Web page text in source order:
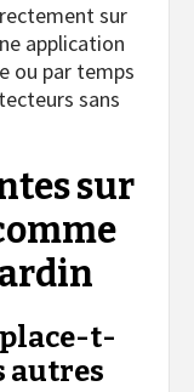
sur
application
ou par temps
sans
sur
t-
autres